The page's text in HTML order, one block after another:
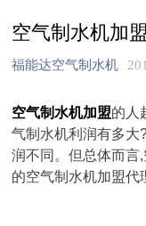
空气制水机加
福能达空气制水机
空气制水机加盟的人
气制水机利润有多大
润不同。但总体而言
的空气制水机加盟代